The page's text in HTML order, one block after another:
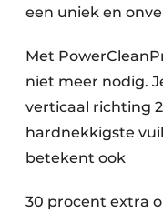
een uniek en
Met
niet meer nodig.
verticaal richting
hardnekkigste
betekent ook
30 procent extra